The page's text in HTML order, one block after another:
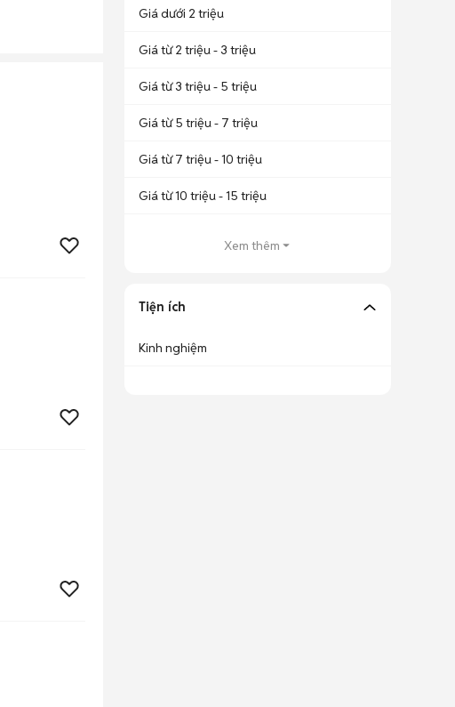
Giá dưới 2 triệu
Giá từ 2 triệu - 3 triệu
Giá từ 3 triệu - 5 triệu
Giá từ 5 triệu - 7 triệu
Giá từ 7 triệu - 10 triệu
Giá từ 10 triệu - 15 triệu
Xem thêm
Tiện ích
Kinh nghiệm